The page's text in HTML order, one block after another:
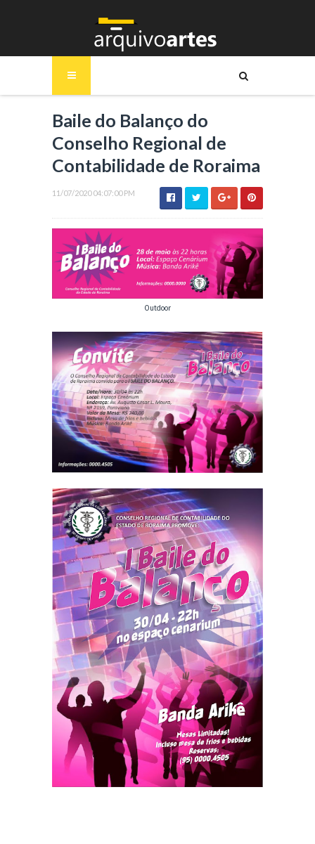
Baile do Balanço do
Conselho Regional de
Contabilidade de Roraima
11/07/2020 04:07:00 PM
Outdoor